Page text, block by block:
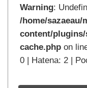
Warning:
/home/
content/
cache.php on
0 | Hatena: 2 |